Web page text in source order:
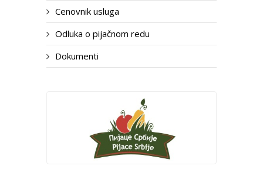
Cenovnik usluga
Odluka o pijačnom redu
Dokumenti